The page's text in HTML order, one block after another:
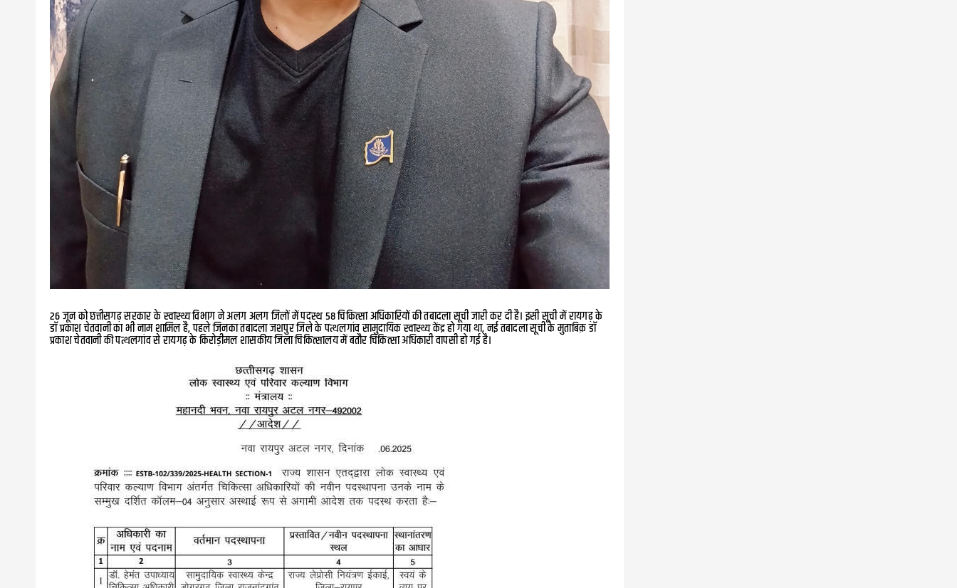
26 जून को छत्तीसगढ़ सरकार के स्वास्थ्य विभाग ने अलग अलग जिलों में पदस्थ 58 चिकित्सा अधिकारियों की तबादला सूची जारी कर दी है। इसी सूची में रायगढ़ के
डॉ प्रकाश चेतवानी का भी नाम शामिल है, पहले जिनका तबादला जशपुर जिले के पत्थलगांव सामुदायिक स्वास्थ्य केंद्र हो गया था, नई तबादला सूची के मुताबिक़ डॉ
प्रकाश चेतवानी की पत्थलगांव से रायगढ़ के किरोड़ीमल शासकीय जिला चिकित्सालय में बतौर चिकित्सा अधिकारी वापसी हो गई है।